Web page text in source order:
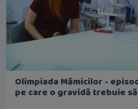
Olimpiada Mămicilor -
pe care o gravidă trebuie